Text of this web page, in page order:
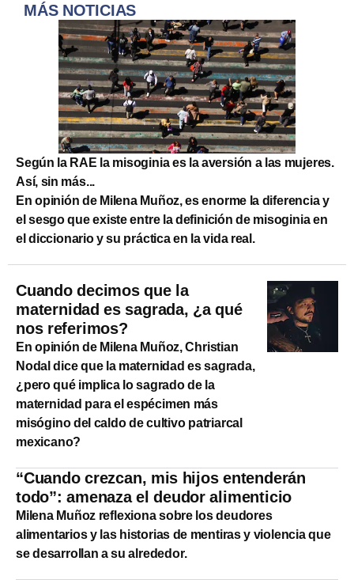
MÁS NOTICIAS
Según la RAE la misoginia es la aversión a las mujeres.
Así, sin más...
En opinión de Milena Muñoz, es enorme la diferencia y
el sesgo que existe entre la definición de misoginia en
el diccionario y su práctica en la vida real.
Cuando decimos que la
maternidad es sagrada, ¿a qué
nos referimos?
En opinión de Milena Muñoz, Christian
Nodal dice que la maternidad es sagrada,
¿pero qué implica lo sagrado de la
maternidad para el espécimen más
misógino del caldo de cultivo patriarcal
mexicano?
“Cuando crezcan, mis hijos entenderán
todo”: amenaza el deudor alimenticio
Milena Muñoz reflexiona sobre los deudores
alimentarios y las historias de mentiras y violencia que
se desarrollan a su alrededor.